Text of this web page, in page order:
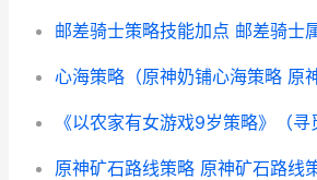
邮差骑士策略技能加点 邮差骑士
心海策略（原神奶铺心海策略 原
原神矿石路线策略 原神矿石路线